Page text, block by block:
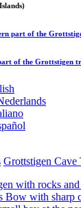
part of the
of the Grottstigen
Grottstigen Cave